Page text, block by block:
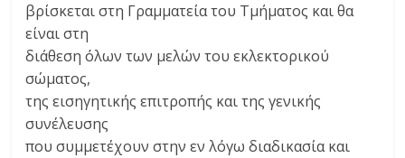
βρίσκεται στη Γραμματεία του Τμήματος και θα
είναι στη
διάθεση όλων των μελών του εκλεκτορικού
σώματος,
της εισηγητικής επιτροπής και της γενικής
συνέλευσης
που συμμετέχουν στην εν λόγω διαδικασία και